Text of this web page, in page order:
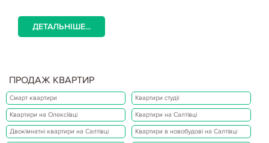
ДЕТАЛЬНІШЕ...
ПРОДАЖ КВАРТИР
Смарт квартири Квартири студії
Квартири на Олексіївці Квартири на Салтівці
Двокімнатні квартири на Салтівці Квартири в новобудові на Салтівці